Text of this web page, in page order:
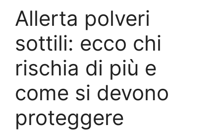
Allerta polveri
sottili: ecco chi
rischia di più e
come si devono
proteggere